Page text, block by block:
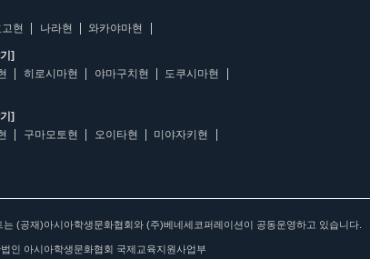
현 나라현 와카야마현
]
히로시마현 야마구치현
도쿠시마현
]
구마모토현 오이타현
미야자키현
는 (공재)아시아학생문화협회와 (주)베네세코퍼레이션이 공동운영하고 있습니다.
인 아시아학생문화협회 국제교육지원사업부